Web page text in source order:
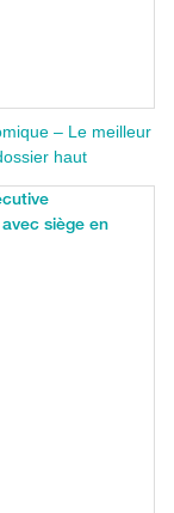
– Le meilleur
haut